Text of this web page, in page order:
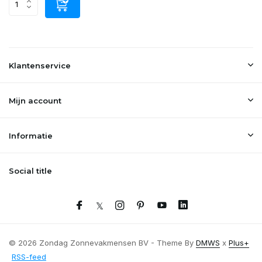
Klantenservice
Mijn account
Informatie
Social title
© 2026 Zondag Zonnevakmensen BV - Theme By DMWS x Plus+
RSS-feed